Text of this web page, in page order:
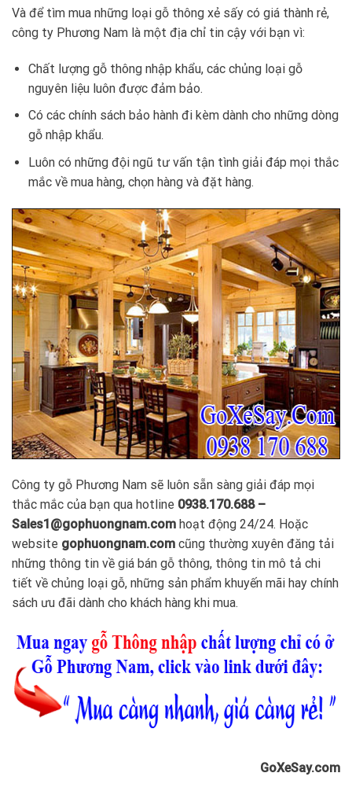
Và để tìm mua những loại gỗ thông xẻ sấy có giá thành rẻ,
công ty Phương Nam là một địa chỉ tin cậy với bạn vì:
Chất lượng gỗ thông nhập khẩu, các chủng loại gỗ
nguyên liệu luôn được đảm bảo.
Có các chính sách bảo hành đi kèm dành cho những dòng
gỗ nhập khẩu.
Luôn có những đội ngũ tư vấn tận tình giải đáp mọi thắc
mắc về mua hàng, chọn hàng và đặt hàng.
Công ty gỗ Phương Nam sẽ luôn sẵn sàng giải đáp mọi
thắc mắc của bạn qua hotline 0938.170.688 –
Sales1@gophuongnam.com hoạt động 24/24. Hoặc
website gophuongnam.com cũng thường xuyên đăng tải
những thông tin về giá bán gỗ thông, thông tin mô tả chi
tiết về chủng loại gỗ, những sản phẩm khuyến mãi hay chính
sách ưu đãi dành cho khách hàng khi mua.
GoXeSay.com